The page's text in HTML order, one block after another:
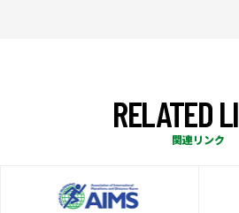
RELATEDLI
関連リンク